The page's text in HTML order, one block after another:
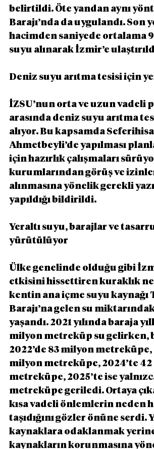
belirtildi. Öte yandan aynı
Barajı’nda da uygulandı. Son
hacimden saniyede ortalama
suyu alınarak İzmir’e
Deniz suyu arıtma tesisi için
İZSU’nun orta ve uzun vadeli
arasında deniz suyu arıtma
alıyor. Bu kapsamda
Ahmetbeyli’de yapılması
için hazırlık çalışmaları
kurumlarından görüş ve
alınmasına yönelik gerekli
yapıldığı bildirildi.
Yeraltı suyu, barajlar ve
yürütülüyor
Ülke genelinde olduğu gibi
etkisini hissettiren kuraklık
kentin ana içme suyu kaynağı
Barajı’na gelen su
yaşandı. 2021 yılında baraja
milyon metreküp su gelirken,
2022’de 83 milyon metreküpe,
milyon metreküpe, 2024’te
metreküpe, 2025’te ise
metreküpe geriledi. Ortaya
kısa vadeli önlemlerin neden
taşıdığını gözler önüne serdi.
kaynaklara odaklanmak
kaynakların korunmasına